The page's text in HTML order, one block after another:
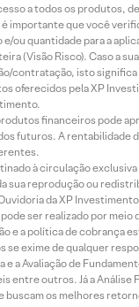
a todos os produtos,
importante que você
ou quantidade para a
(Visão Risco). Caso a
contratação, isto
oferecidos pela XP
financeiros pode
futuros. A rentabilidade
à circulação
sua reprodução ou
da XP
ser realizado por meio
e a política de cobrança
se exime de qualquer
e a Avaliação de
entre outros. Já a
buscam os melhores